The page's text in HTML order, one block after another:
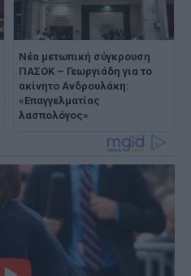
Νέα μετωπική σύγκρουση
ΠΑΣΟΚ – Γεωργιάδη για το
ακίνητο Ανδρουλάκη:
«Επαγγελματίας
λασπολόγος»